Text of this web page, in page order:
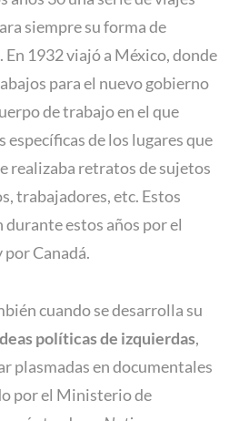
siempre su forma de
1932 viajó a México, donde
para el nuevo gobierno
de trabajo en el que
específicas de los lugares que
realizaba retratos de sujetos
trabajadores, etc. Estos
estos años por el
Canadá.
cuando se desarrolla su
políticas de izquierdas,
plasmadas en documentales
por el Ministerio de